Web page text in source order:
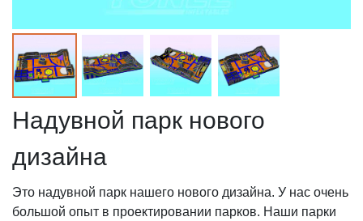
Надувной парк нового
дизайна
Это надувной парк нашего нового дизайна. У нас очень
большой опыт в проектировании парков. Наши парки